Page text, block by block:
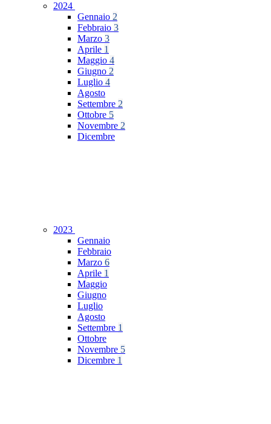
2024
Gennaio 2
Febbraio 3
Marzo 3
Aprile 1
Maggio 4
Giugno 2
Luglio 4
Agosto
Settembre 2
Ottobre 5
Novembre 2
Dicembre
2023
Gennaio
Febbraio
Marzo 6
Aprile 1
Maggio
Giugno
Luglio
Agosto
Settembre 1
Ottobre
Novembre 5
Dicembre 1